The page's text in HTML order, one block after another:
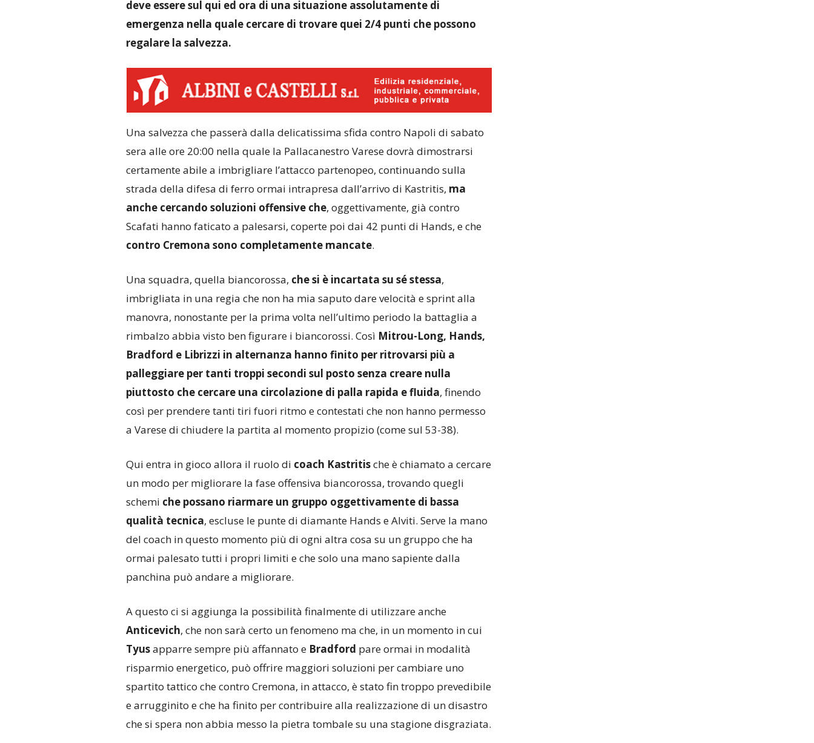
deve essere sul qui ed ora di una situazione assolutamente di
emergenza nella quale cercare di trovare quei 2/4 punti che possono
regalare la salvezza.
Una salvezza che passerà dalla delicatissima sfida contro Napoli di sabato
sera alle ore 20:00 nella quale la Pallacanestro Varese dovrà dimostrarsi
certamente abile a imbrigliare l’attacco partenopeo, continuando sulla
strada della difesa di ferro ormai intrapresa dall’arrivo di Kastritis, ma
anche cercando soluzioni offensive che, oggettivamente, già contro
Scafati hanno faticato a palesarsi, coperte poi dai 42 punti di Hands, e che
contro Cremona sono completamente mancate.
Una squadra, quella biancorossa, che si è incartata su sé stessa,
imbrigliata in una regia che non ha mia saputo dare velocità e sprint alla
manovra, nonostante per la prima volta nell’ultimo periodo la battaglia a
rimbalzo abbia visto ben figurare i biancorossi. Così Mitrou-Long, Hands,
Bradford e Librizzi in alternanza hanno finito per ritrovarsi più a
palleggiare per tanti troppi secondi sul posto senza creare nulla
piuttosto che cercare una circolazione di palla rapida e fluida, finendo
così per prendere tanti tiri fuori ritmo e contestati che non hanno permesso
a Varese di chiudere la partita al momento propizio (come sul 53-38).
Qui entra in gioco allora il ruolo di coach Kastritische è chiamato a cercare
un modo per migliorare la fase offensiva biancorossa, trovando quegli
schemi che possano riarmare un gruppo oggettivamente di bassa
qualità tecnica, escluse le punte di diamante Hands e Alviti. Serve la mano
del coach in questo momento più di ogni altra cosa su un gruppo che ha
ormai palesato tutti i propri limiti e che solo una mano sapiente dalla
panchina può andare a migliorare.
A questo ci si aggiunga la possibilità finalmente di utilizzare anche
Anticevich, che non sarà certo un fenomeno ma che, in un momento in cui
Tyusapparre sempre più affannato e Bradford pare ormai in modalità
risparmio energetico, può offrire maggiori soluzioni per cambiare uno
spartito tattico che contro Cremona, in attacco, è stato fin troppo prevedibile
e arrugginito e che ha finito per contribuire alla realizzazione di un disastro
che si spera non abbia messo la pietra tombale su una stagione disgraziata.